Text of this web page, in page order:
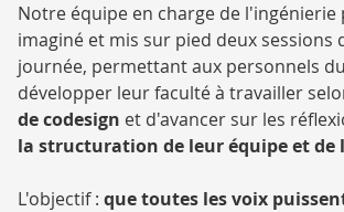
Notre équipe en charge de l'ingénierie
imaginé et mis sur pied deux sessions
journée, permettant aux personnels
développer leur faculté à travailler
de codesign et d'avancer sur les
la structuration de leur équipe et de
L'objectif : que toutes les voix